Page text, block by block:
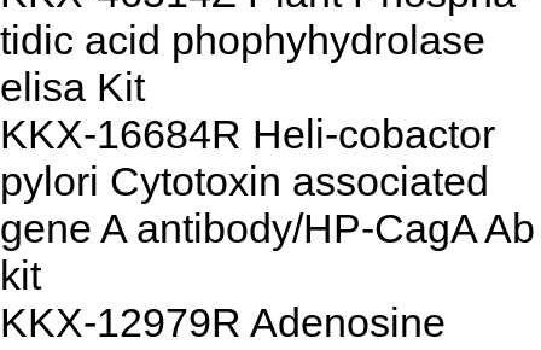
tidic acid phophyhydrolase
elisa Kit
KKX-16684R Heli-cobactor
pylori Cytotoxin associated
gene A antibody/HP-CagA Ab
kit
KKX-12979R Adenosine